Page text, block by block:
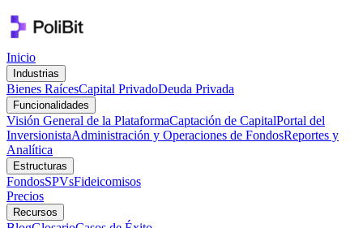
Inicio
Industrias
Bienes RaícesCapital PrivadoDeuda Privada
Funcionalidades
Visión General de la PlataformaCaptación de CapitalPortal del
InversionistaAdministración y Operaciones de FondosReportes y
Analítica
Estructuras
FondosSPVsFideicomisos
Precios
Recursos